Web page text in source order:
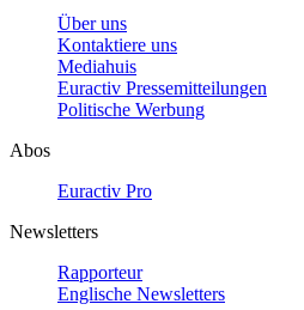
Über uns
Kontaktiere uns
Mediahuis
Euractiv Pressemitteilungen
Politische Werbung
Abos
Euractiv Pro
Newsletters
Rapporteur
Englische Newsletters